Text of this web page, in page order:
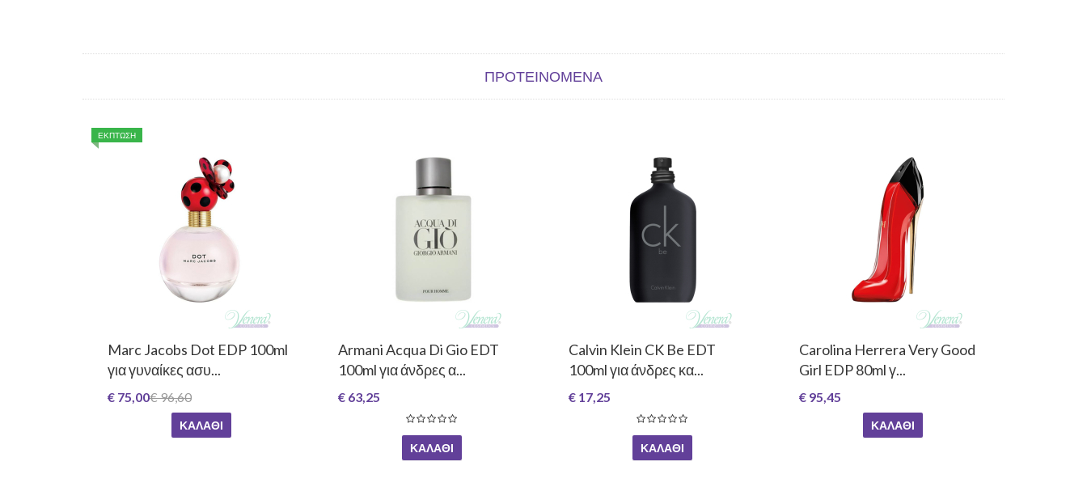
ΠΡΟΤΕΙΝΌΜΕΝΑ
ΕΚΠΤΩΣΗ
Marc Jacobs Dot EDP 100ml
για γυναίκες ασυ...
€ 96,60
€ 75,00
ΚΑΛΆΘΙ
Armani Acqua Di Gio EDT
100ml για άνδρες α...
€ 63,25
ΚΑΛΆΘΙ
Calvin Klein CK Be EDT
100ml για άνδρες κα...
€ 17,25
ΚΑΛΆΘΙ
Carolina Herrera Very Good
Girl EDP 80ml γ...
€ 95,45
ΚΑΛΆΘΙ